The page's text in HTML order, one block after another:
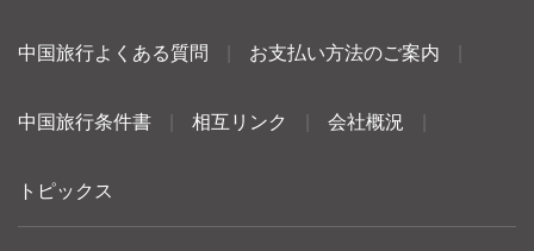
中国旅行よくある質問 お支払い方法のご案内
中国旅行条件書 相互リンク 会社概況
トピックス